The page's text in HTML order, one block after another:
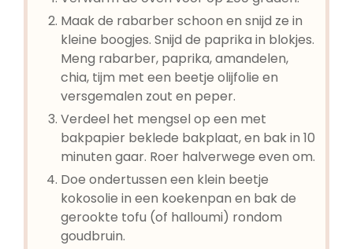
Maak de rabarber schoon en snijd ze in
kleine boogjes. Snijd de paprika in blokjes.
Meng rabarber, paprika, amandelen,
chia, tijm met een beetje olijfolie en
versgemalen zout en peper.
Verdeel het mengsel op een met
bakpapier beklede bakplaat, en bak in 10
minuten gaar. Roer halverwege even om.
Doe ondertussen een klein beetje
kokosolie in een koekenpan en bak de
gerookte tofu (of halloumi) rondom
goudbruin.